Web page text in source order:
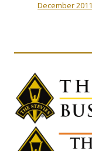
December 2011